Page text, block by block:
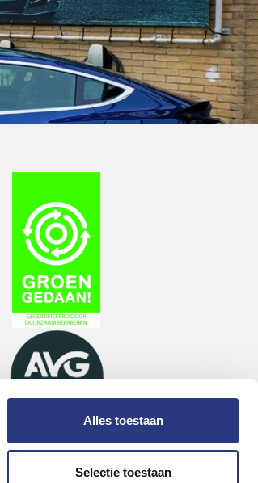
Alles toestaan
Selectie toestaan